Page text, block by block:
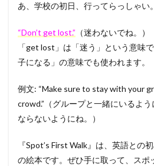
あ、学校の初日、行ってらっしゃい
“Don’t get lost.” （迷わないでね。）
「get lost」は「迷う」という意味
子になる」の意味でも使われます。
例文: “Make sure to stay with your
crowd.”（グループと一緒にいるよ
ならないようにね。）
『Spot’s First Walk』は、英語との
の絵本です。ぜひ手に取って、スポ